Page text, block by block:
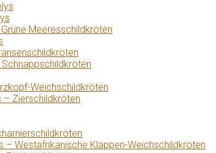
Meeresschildkröten
Weichschildkröten
– Zierschildkröten
– Westafrikanische Klappen-Weichschildkröten